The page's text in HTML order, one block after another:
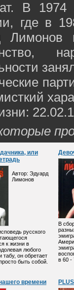
В
где в
Лимонов
или
Автор: Эдуард
Лимонов
русского
к жизни в
любого
табу, он обретает
быть собой.
В
в 60 -
времени